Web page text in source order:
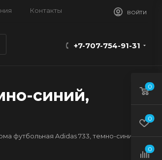
Контакты ВОЙТИ
+7-707-754-91-31
синий,
футбольная Adidas 733, темно-синий
0
0
0